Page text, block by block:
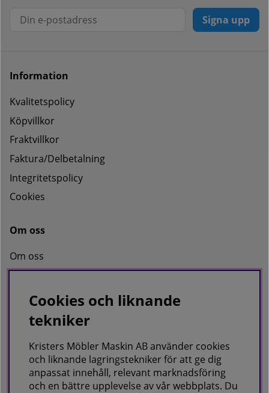
Signa upp
Information
Kvalitetspolicy
Köpvillkor
Fraktvillkor
Faktura/Delbetalning
Integritetspolicy
Cookies
Om oss
Om oss
Kontakta oss
KRISTERS MÖBLER MASKIN AB
Postadress:
GÅRDSJÖ 41, 686 96 SUNNE
Besöks & leveransadress:
Gårdsjö 41, 686 96 Sunne
Cookies och liknande
tekniker
Kristers Möbler Maskin AB använder cookies
och liknande lagringstekniker för att ge dig
anpassat innehåll, relevant marknadsföring
och en bättre upplevelse av vår webbplats. Du